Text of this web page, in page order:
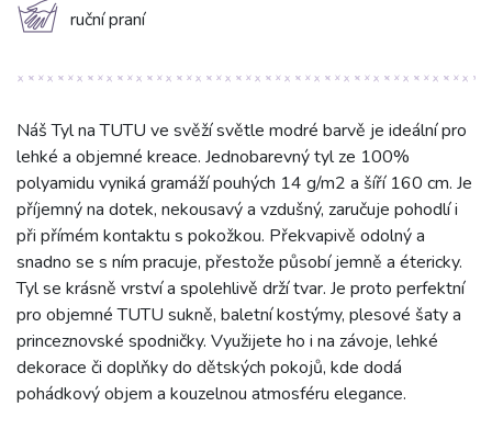
c ruční praní
Náš Tyl na TUTU ve svěží světle modré barvě je ideální pro
lehké a objemné kreace. Jednobarevný tyl ze 100%
polyamidu vyniká gramáží pouhých 14 g/m2 a šíří 160 cm. Je
příjemný na dotek, nekousavý a vzdušný, zaručuje pohodlí i
při přímém kontaktu s pokožkou. Překvapivě odolný a
snadno se s ním pracuje, přestože působí jemně a étericky.
Tyl se krásně vrství a spolehlivě drží tvar. Je proto perfektní
pro objemné TUTU sukně, baletní kostýmy, plesové šaty a
princeznovské spodničky. Využijete ho i na závoje, lehké
dekorace či doplňky do dětských pokojů, kde dodá
pohádkový objem a kouzelnou atmosféru elegance.